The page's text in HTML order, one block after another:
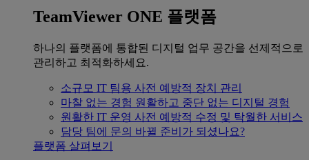
TeamViewer ONE 플랫폼
하나의 플랫폼에 통합된 디지털 업무 공간을 선제적으로
관리하고 최적화하세요.
소규모 IT 팀용 사전 예방적 장치 관리
마찰 없는 경험 원활하고 중단 없는 디지털 경험
원활한 IT 운영 사전 예방적 수정 및 탁월한 서비스
담당 팀에 문의 바뀔 준비가 되셨나요?
플랫폼 살펴보기